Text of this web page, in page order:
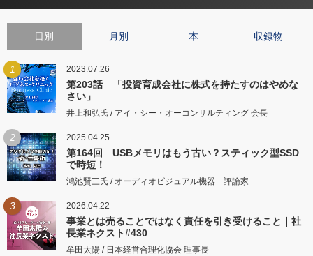
日別 月別 本 収録物
1 2023.07.26
第203話 「投資育成会社に株式を持たすのはやめな
さい」
井上和弘氏 / アイ・シー・オーコンサルティング 会長
2 2025.04.25
第164回 USBメモリはもう古い？スティック型SSD
で時短！
鴻池賢三氏 / オーディオビジュアル機器 評論家
3 2026.04.22
事業とは売ることではなく責任を引き受けること｜社
長業ネクスト#430
牟田太陽 / 日本経営合理化協会 理事長